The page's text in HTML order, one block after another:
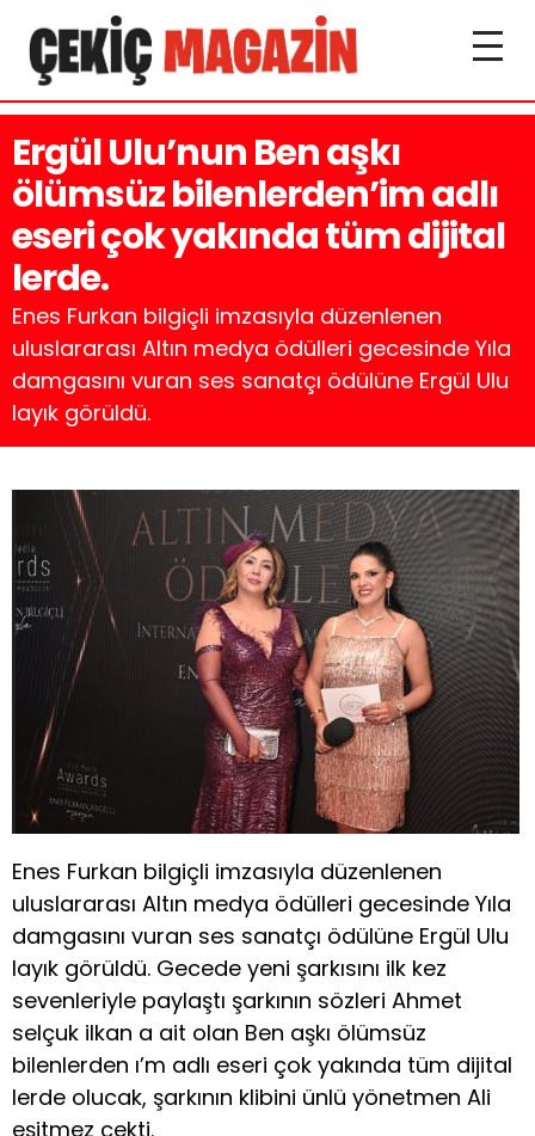
Ergül Ulu’nun Ben aşkı
ölümsüz bilenlerden’im adlı
eseri çok yakında tüm dijital
lerde.
Enes Furkan bilgiçli imzasıyla düzenlenen
uluslararası Altın medya ödülleri gecesinde Yıla
damgasını vuran ses sanatçı ödülüne Ergül Ulu
layık görüldü.
Enes Furkan bilgiçli imzasıyla düzenlenen
uluslararası Altın medya ödülleri gecesinde Yıla
damgasını vuran ses sanatçı ödülüne Ergül Ulu
layık görüldü. Gecede yeni şarkısını ilk kez
sevenleriyle paylaştı şarkının sözleri Ahmet
selçuk ilkan a ait olan Ben aşkı ölümsüz
bilenlerden ı’m adlı eseri çok yakında tüm dijital
lerde olucak, şarkının klibini ünlü yönetmen Ali
eşitmez çekti.